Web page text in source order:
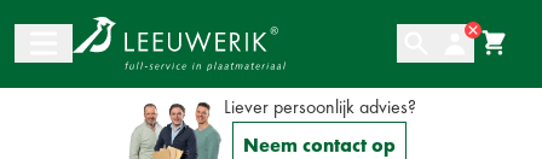
Ga naar de inhoud
Liever persoonlijk advies?
Neem contact op